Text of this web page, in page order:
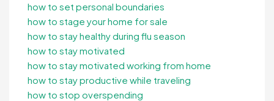
how to set personal boundaries
how to stage your home for sale
how to stay healthy during flu season
how to stay motivated
how to stay motivated working from home
how to stay productive while traveling
how to stop overspending